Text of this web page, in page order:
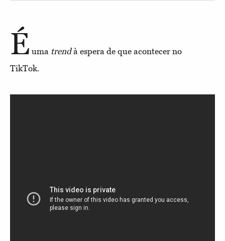
É uma trendà espera de que acontecer no
TikTok.